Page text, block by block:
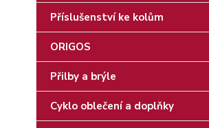
Příslušenství ke kolům
ORIGOS
Přilby a brýle
Cyklo oblečení a doplňky